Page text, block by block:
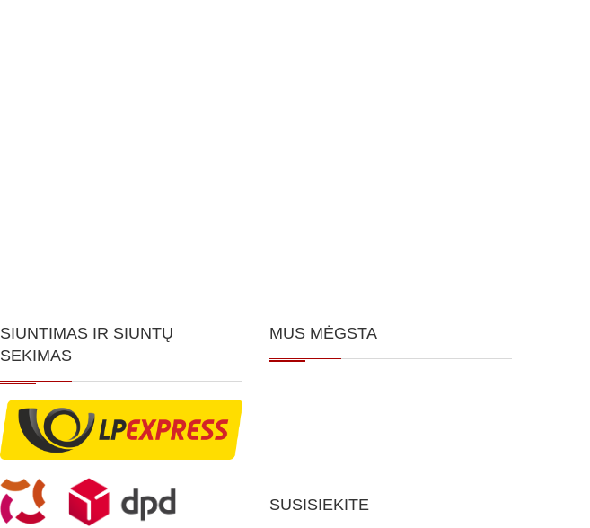
SIUNTIMAS IR SIUNTŲ
SEKIMAS
MUS MĖGSTA
SUSISIEKITE